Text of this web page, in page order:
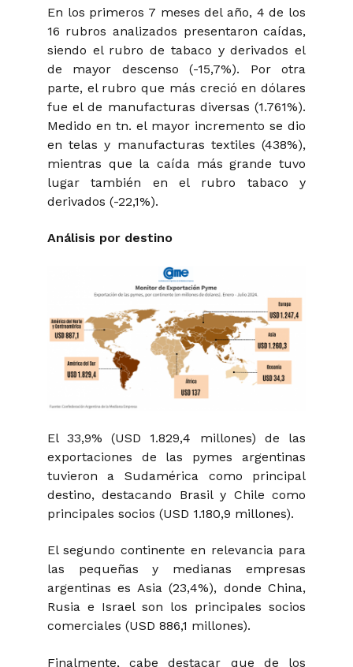
En los primeros 7 meses del año, 4 de los
16 rubros analizados presentaron caídas,
siendo el rubro de tabaco y derivados el
de mayor descenso (-15,7%). Por otra
parte, el rubro que más creció en dólares
fue el de manufacturas diversas (1.761%).
Medido en tn. el mayor incremento se dio
en telas y manufacturas textiles (438%),
mientras que la caída más grande tuvo
lugar también en el rubro tabaco y
derivados (-22,1%).
Análisis por destino
El 33,9% (USD 1.829,4 millones) de las
exportaciones de las pymes argentinas
tuvieron a Sudamérica como principal
destino, destacando Brasil y Chile como
principales socios (USD 1.180,9 millones).
El segundo continente en relevancia para
las pequeñas y medianas empresas
argentinas es Asia (23,4%), donde China,
Rusia e Israel son los principales socios
comerciales (USD 886,1 millones).
Finalmente, cabe destacar que de los